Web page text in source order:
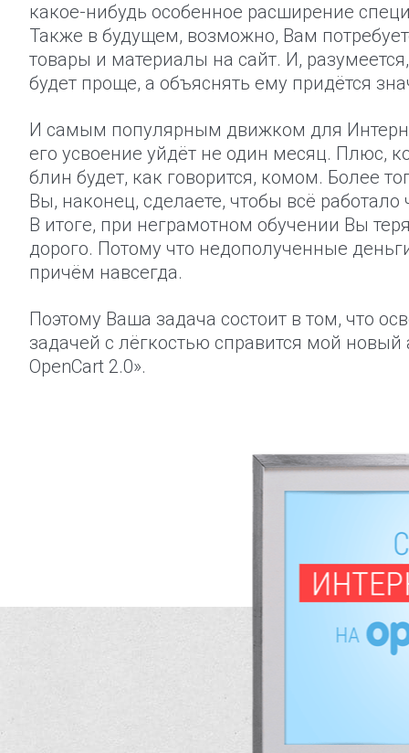
какое-нибудь особенное расширение
Также в будущем, возможно, Вам
товары и материалы на сайт. И,
будет проще, а объяснять ему придётся
И самым популярным движком для
его усвоение уйдёт не один месяц. Плюс,
блин будет, как говорится, комом. Более
Вы, наконец, сделаете, чтобы всё
В итоге, при неграмотном обучении Вы
дорого. Потому что недополученные
причём навсегда.
Поэтому Ваша задача состоит в том, что
задачей с лёгкостью справится мой
OpenCart 2.0».